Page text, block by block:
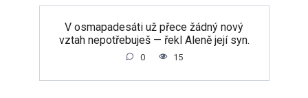
V osmapadesáti už přece žádný nový
vztah nepotřebuješ — řekl Aleně její syn.
0 15